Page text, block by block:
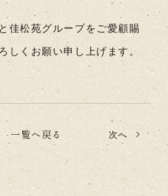
佳松苑グループをご愛顧賜
しくお願い申し上げます。
一覧へ戻る 次へ